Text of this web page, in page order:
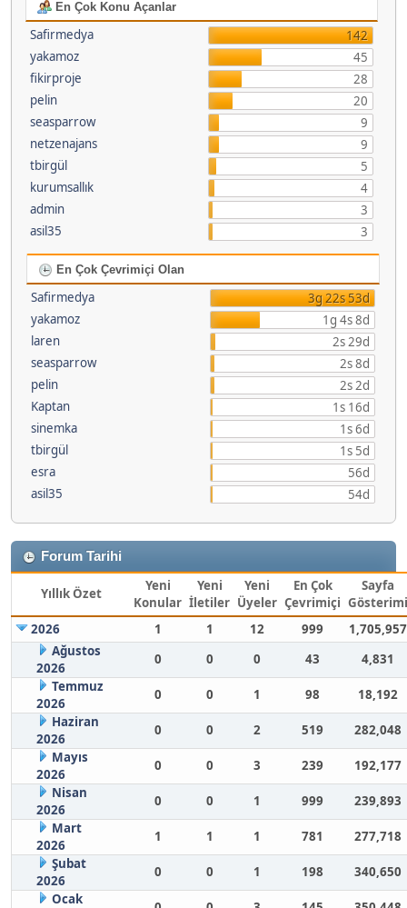
En Çok Konu Açanlar
Safirmedya
142
yakamoz
45
fikirproje
28
pelin
20
seasparrow
9
netzenajans
9
tbirgül
5
kurumsallık
4
admin
3
asil35
3
En Çok Çevrimiçi Olan
Safirmedya
3g 22s 53d
yakamoz
1g 4s 8d
laren
2s 29d
seasparrow
2s 8d
pelin
2s 2d
Kaptan
1s 16d
sinemka
1s 6d
tbirgül
1s 5d
esra
56d
asil35
54d
Forum Tarihi
Yıllık Özet
Yeni
Konular
Yeni
İletiler
Yeni
Üyeler
En Çok
Çevrimiçi
Sayfa
Gösterimi
2026
1 1 12 999
1,705,957
Ağustos
2026
0 0 0 43
4,831
Temmuz
2026
0 0 1 98
18,192
Haziran
2026
0 0 2 519
282,048
Mayıs
2026
0 0 3 239
192,177
Nisan
2026
0 0 1 999
239,893
Mart
2026
1 1 1 781
277,718
Şubat
2026
0 0 1 198
340,650
Ocak